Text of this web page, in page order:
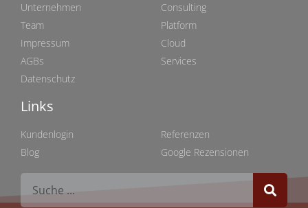
Unternehmen
Team
Impressum
AGBs
Datenschutz
Consulting
Platform
Cloud
Services
Links
Kundenlogin
Blog
Referenzen
Google Rezensionen